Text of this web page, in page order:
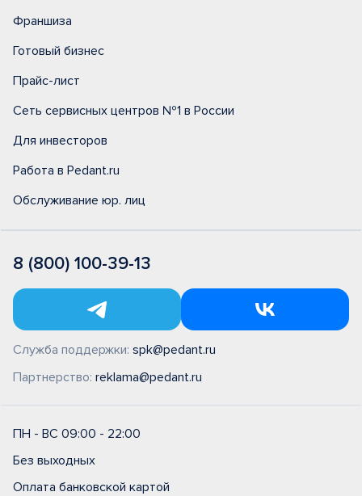
Франшиза
Готовый бизнес
Прайс-лист
Сеть сервисных центров №1 в России
Для инвесторов
Работа в Pedant.ru
Обслуживание юр. лиц
8 (800) 100-39-13
Служба поддержки: spk@pedant.ru
Партнерство: reklama@pedant.ru
ПН - ВС 09:00 - 22:00
Без выходных
Оплата банковской картой